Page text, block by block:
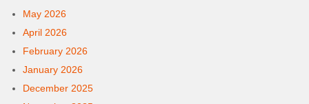
May 2026
April 2026
February 2026
January 2026
December 2025